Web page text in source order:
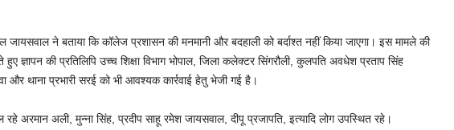
जायसवाल ने बताया कि कॉलेज प्रशासन की मनमानी और बदहाली को बर्दाश्त नहीं किया जाएगा। इस मामले की
हुए ज्ञापन की प्रतिलिपि उच्च शिक्षा विभाग भोपाल, जिला कलेक्टर सिंगरौली, कुलपति अवधेश प्रताप सिंह
और थाना प्रभारी सरई को भी आवश्यक कार्रवाई हेतु भेजी गई है।
रहे अरमान अली, मुन्ना सिंह, प्रदीप साहू रमेश जायसवाल, दीपू प्रजापति, इत्यादि लोग उपस्थित रहे।